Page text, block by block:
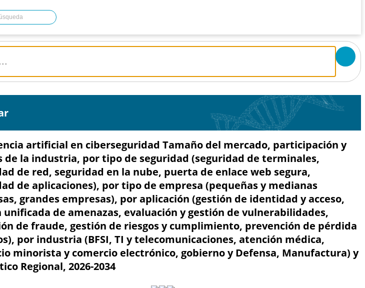
artificial en ciberseguridad Tamaño del mercado, participación y
de la industria, por tipo de seguridad (seguridad de terminales,
de red, seguridad en la nube, puerta de enlace web segura,
de aplicaciones), por tipo de empresa (pequeñas y medianas
grandes empresas), por aplicación (gestión de identidad y acceso,
unificada de amenazas, evaluación y gestión de vulnerabilidades,
de fraude, gestión de riesgos y cumplimiento, prevención de pérdida
por industria (BFSI, TI y telecomunicaciones, atención médica,
minorista y comercio electrónico, gobierno y Defensa, Manufactura) y
Regional, 2026-2034